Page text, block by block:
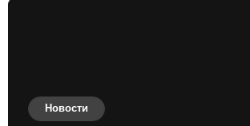
Новости